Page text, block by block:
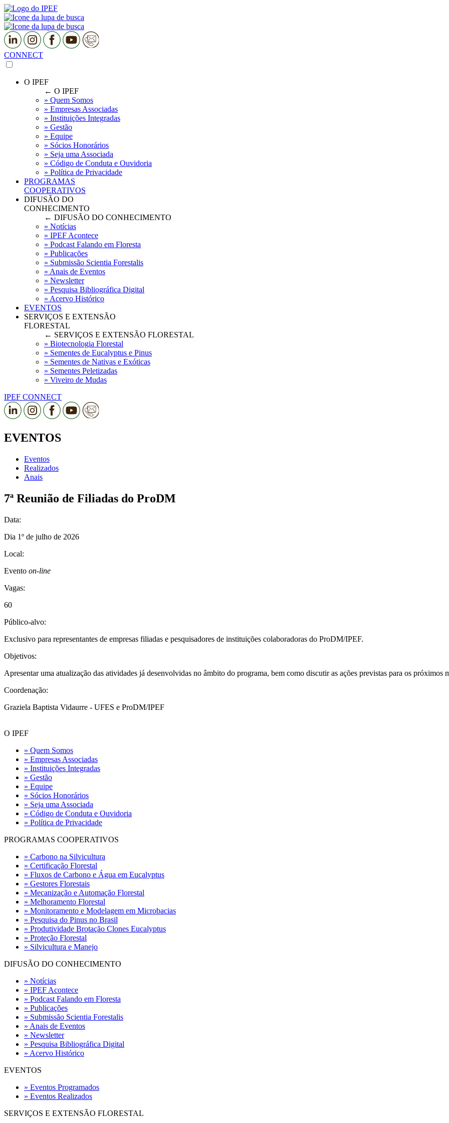
CONNECT
O IPEF
← O IPEF
» Quem Somos
» Empresas Associadas
» Instituições Integradas
» Gestão
» Equipe
» Sócios Honorários
» Seja uma Associada
» Código de Conduta e Ouvidoria
» Política de Privacidade
PROGRAMAS
COOPERATIVOS
DIFUSÃO DO
CONHECIMENTO
← DIFUSÃO DO CONHECIMENTO
» Notícias
» IPEF Acontece
» Podcast Falando em Floresta
» Publicações
» Submissão Scientia Forestalis
» Anais de Eventos
» Newsletter
» Pesquisa Bibliográfica Digital
» Acervo Histórico
EVENTOS
SERVIÇOS E EXTENSÃO
FLORESTAL
← SERVIÇOS E EXTENSÃO FLORESTAL
» Biotecnologia Florestal
» Sementes de Eucalyptus e Pinus
» Sementes de Nativas e Exóticas
» Sementes Peletizadas
» Viveiro de Mudas
IPEF CONNECT
EVENTOS
Eventos
Realizados
Anais
7ª Reunião de Filiadas do ProDM
Data:
Dia 1º de julho de 2026
Local:
Evento on-line
Vagas:
60
Público-alvo:
Exclusivo para representantes de empresas filiadas e pesquisadores de instituições colaboradoras do ProDM/IPEF.
Objetivos:
Apresentar uma atualização das atividades já desenvolvidas no âmbito do programa, bem como discutir as ações previstas para os próximos
Coordenação:
Graziela Baptista Vidaurre - UFES e ProDM/IPEF
O IPEF
» Quem Somos
» Empresas Associadas
» Instituições Integradas
» Gestão
» Equipe
» Sócios Honorários
» Seja uma Associada
» Código de Conduta e Ouvidoria
» Política de Privacidade
PROGRAMAS COOPERATIVOS
» Carbono na Silvicultura
» Certificação Florestal
» Fluxos de Carbono e Água em Eucalyptus
» Gestores Florestais
» Mecanização e Automação Florestal
» Melhoramento Florestal
» Monitoramento e Modelagem em Microbacias
» Pesquisa do Pinus no Brasil
» Produtividade Brotação Clones Eucalyptus
» Proteção Florestal
» Silvicultura e Manejo
DIFUSÃO DO CONHECIMENTO
» Notícias
» IPEF Acontece
» Podcast Falando em Floresta
» Publicações
» Submissão Scientia Forestalis
» Anais de Eventos
» Newsletter
» Pesquisa Bibliográfica Digital
» Acervo Histórico
EVENTOS
» Eventos Programados
» Eventos Realizados
SERVIÇOS E EXTENSÃO FLORESTAL